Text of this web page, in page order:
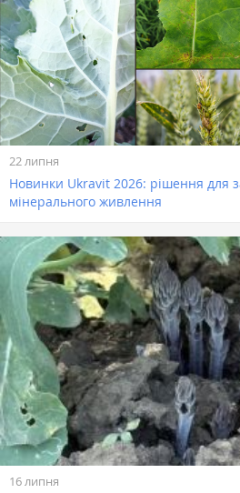
22 липня
Новинки Ukravit 2026: рішення для
мінерального живлення
16 липня